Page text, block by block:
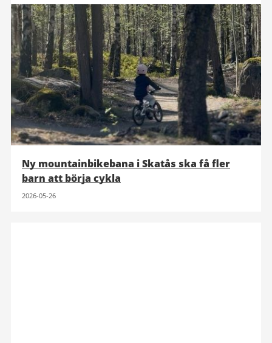
Ny mountainbikebana i Skatås ska få fler
barn att börja cykla
2026-05-26